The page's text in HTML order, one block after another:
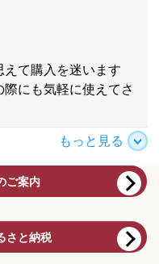
て購入を迷います
にも気軽に使えてさ
もっと見る
ご案内
さと納税